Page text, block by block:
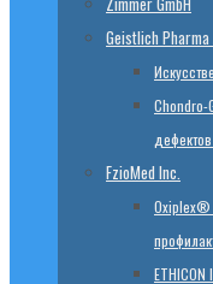
Geistlich Pharma
FzioMed Inc.
Oxiplex®